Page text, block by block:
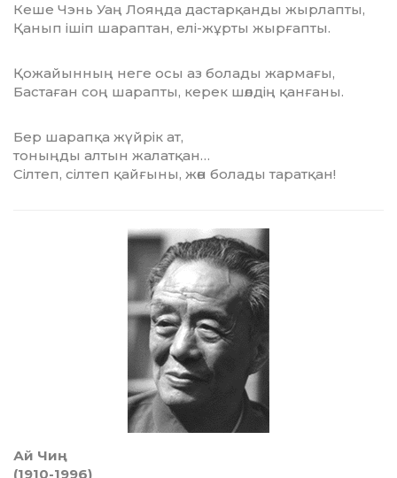
Кеше Чэнь Уаң Лояңда дастарқанды жырлапты,
Қанып ішіп шараптан, елі-жұрты жырғапты.
Қожайынның неге осы аз болады жармағы,
Бастаған соң шарапты, керек шөлдің қанғаны.
Бер шарапқа жүйрік ат,
тоныңды алтын жалатқан…
Сілтеп, сілтеп қайғыны, жөн болады таратқан!
Ай Чиң
(1910-1996)